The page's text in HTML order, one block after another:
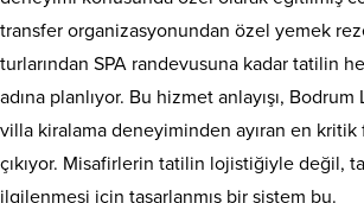
transfer organizasyonundan özel yemek
turlarından SPA randevusuna kadar tatilin
adına planlıyor. Bu hizmet anlayışı,
villa kiralama deneyiminden ayıran en kritik
çıkıyor. Misafirlerin tatilin lojistiğiyle değil,
ilgilenmesi için tasarlanmış bir sistem bu.